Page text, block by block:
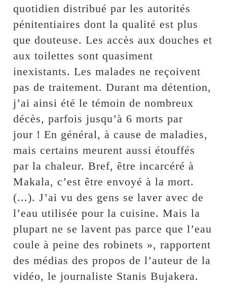
quotidien distribué par les autorités
pénitentiaires dont la qualité est plus
que douteuse. Les accès aux douches et
aux toilettes sont quasiment
inexistants. Les malades ne reçoivent
pas de traitement. Durant ma détention,
j’ai ainsi été le témoin de nombreux
décès, parfois jusqu’à 6 morts par
jour ! En général, à cause de maladies,
mais certains meurent aussi étouffés
par la chaleur. Bref, être incarcéré à
Makala, c’est être envoyé à la mort.
(...). J’ai vu des gens se laver avec de
l’eau utilisée pour la cuisine. Mais la
plupart ne se lavent pas parce que l’eau
coule à peine des robinets », rapportent
des médias des propos de l’auteur de la
vidéo, le journaliste Stanis Bujakera.